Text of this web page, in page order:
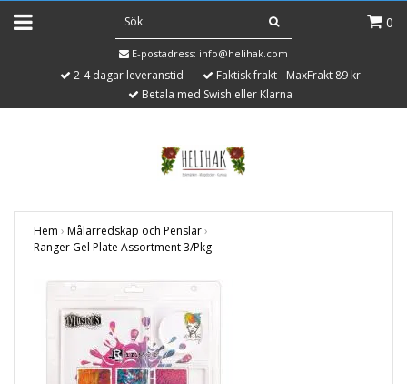
0
E-postadress: info@helihak.com
2-4 dagar leveranstid
Faktisk frakt - MaxFrakt 89 kr
Betala med Swish eller Klarna
Hem › Målarredskap och Penslar›
Ranger Gel Plate Assortment 3/Pkg